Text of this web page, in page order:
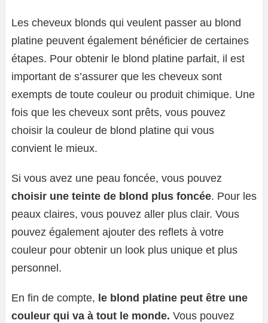
Les cheveux blonds qui veulent passer au blond
platine peuvent également bénéficier de certaines
étapes. Pour obtenir le blond platine parfait, il est
important de s’assurer que les cheveux sont
exempts de toute couleur ou produit chimique. Une
fois que les cheveux sont prêts, vous pouvez
choisir la couleur de blond platine qui vous
convient le mieux.
Si vous avez une peau foncée, vous pouvez
choisir une teinte de blond plus foncée. Pour les
peaux claires, vous pouvez aller plus clair. Vous
pouvez également ajouter des reflets à votre
couleur pour obtenir un look plus unique et plus
personnel.
En fin de compte, le blond platine peut être une
couleur qui va à tout le monde. Vous pouvez